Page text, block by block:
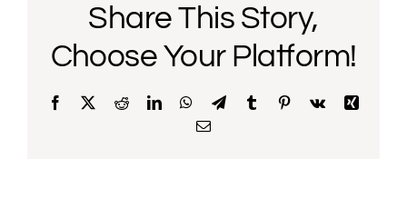
Share This Story,
Choose Your Platform!
Facebook RedditLinkedInWhatsApp
TelegramTumblr Pinterest
Vk
Xing
Email